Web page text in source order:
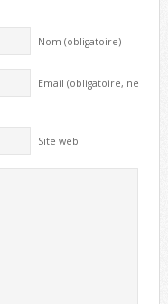
Nom (obligatoire)
Email (obligatoire, ne
Site web